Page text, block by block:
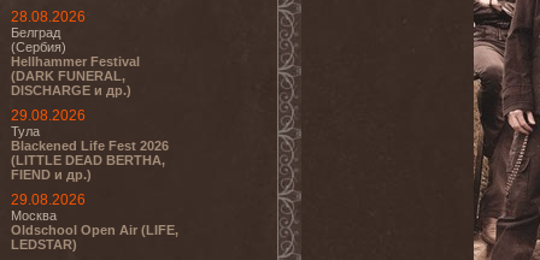
28.08.2026
Белград
(Сербия)
Hellhammer Festival
(DARK FUNERAL,
DISCHARGE и др.)
29.08.2026
Тула
Blackened Life Fest 2026
(LITTLE DEAD BERTHA,
FIEND и др.)
29.08.2026
Москва
Oldschool Open Air (LIFE,
LEDSTAR)